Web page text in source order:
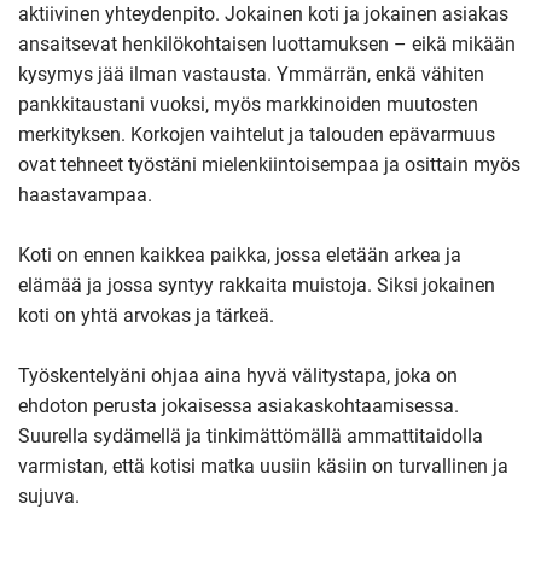
aktiivinen yhteydenpito. Jokainen koti ja jokainen asiakas
ansaitsevat henkilökohtaisen luottamuksen – eikä mikään
kysymys jää ilman vastausta. Ymmärrän, enkä vähiten
pankkitaustani vuoksi, myös markkinoiden muutosten
merkityksen. Korkojen vaihtelut ja talouden epävarmuus
ovat tehneet työstäni mielenkiintoisempaa ja osittain myös
haastavampaa.
Koti on ennen kaikkea paikka, jossa eletään arkea ja
elämää ja jossa syntyy rakkaita muistoja. Siksi jokainen
koti on yhtä arvokas ja tärkeä.
Työskentelyäni ohjaa aina hyvä välitystapa, joka on
ehdoton perusta jokaisessa asiakaskohtaamisessa.
Suurella sydämellä ja tinkimättömällä ammattitaidolla
varmistan, että kotisi matka uusiin käsiin on turvallinen ja
sujuva.